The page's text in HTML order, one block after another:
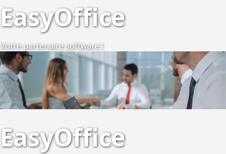
EasyOffice
Votre partenaire software !
EasyOffice